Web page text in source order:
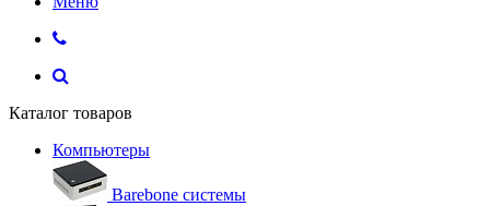
Каталог товаров
Компьютеры
Barebone системы